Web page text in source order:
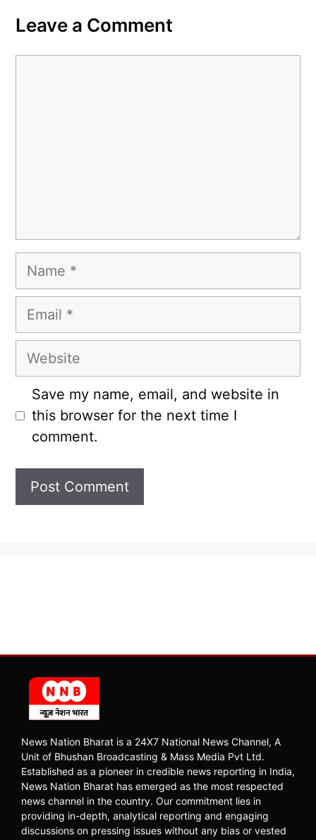
Leave a Comment
Name
Email
Website
Save my name, email, and website in
this browser for the next time I
comment.
News Nation Bharat is a 24X7 National News Channel, A
Unit of Bhushan Broadcasting & Mass Media Pvt Ltd.
Established as a pioneer in credible news reporting in India,
News Nation Bharat has emerged as the most respected
news channel in the country. Our commitment lies in
providing in-depth, analytical reporting and engaging
discussions on pressing issues without any bias or vested